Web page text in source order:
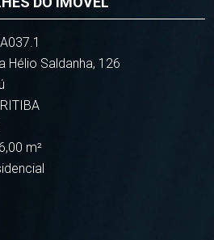
Hélio Saldanha, 126
m²